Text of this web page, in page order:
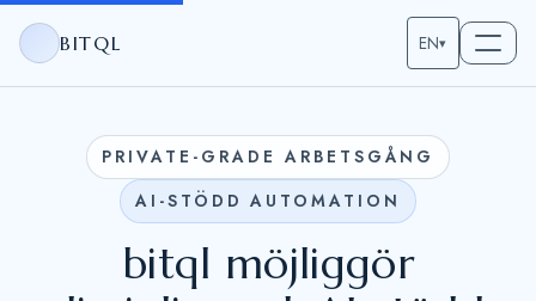
BITQL EN▾
PRIVATE-GRADE ARBETSGÅNG
AI-STÖDD AUTOMATION
bitql möjliggör